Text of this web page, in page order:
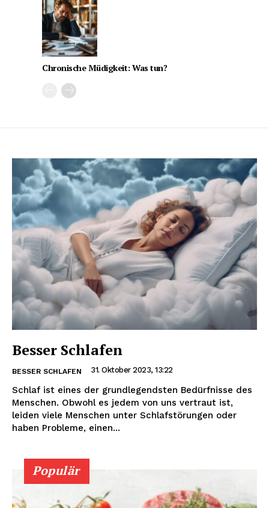
Chronische Müdigkeit: Was tun?
Besser Schlafen
BESSER SCHLAFEN 31. Oktober 2023, 13:22
Schlaf ist eines der grundlegendsten Bedürfnisse des
Menschen. Obwohl es jedem von uns vertraut ist,
leiden viele Menschen unter Schlafstörungen oder
haben Probleme, einen...
Populär